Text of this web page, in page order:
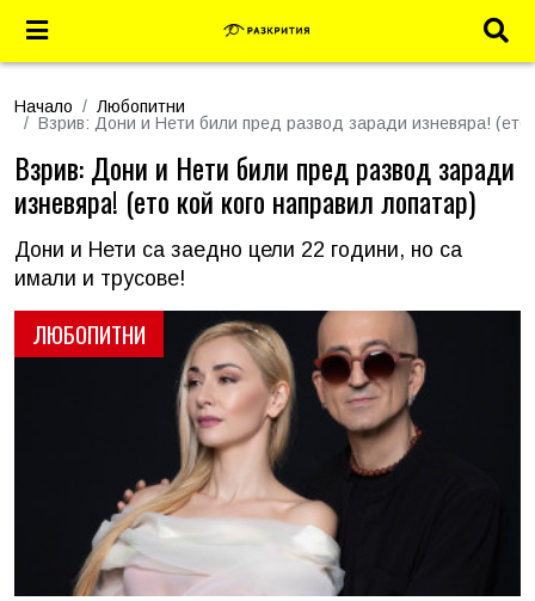
Начало
Любопитни
Взрив: Дони и Нети били пред развод заради изневяра! (ето
ЛЮБОПИТНИ
Взрив: Дони и Нети били пред развод заради
изневяра! (ето кой кого направил лопатар)
Дони и Нети са заедно цели 22 години, но са
имали и трусове!